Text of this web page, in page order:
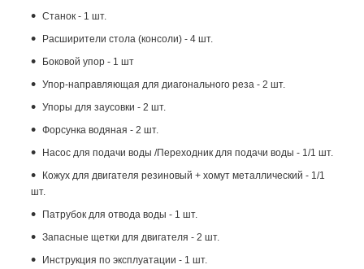
Станок - 1 шт.
Расширители стола (консоли) - 4 шт.
Боковой упор - 1 шт
Упор-направляющая для диагонального реза - 2 шт.
Упоры для заусовки - 2 шт.
Форсунка водяная - 2 шт.
Насос для подачи воды /Переходник для подачи воды - 1/1 шт.
Кожух для двигателя резиновый + хомут металлический - 1/1
шт.
Патрубок для отвода воды - 1 шт.
Запасные щетки для двигателя - 2 шт.
Инструкция по эксплуатации - 1 шт.